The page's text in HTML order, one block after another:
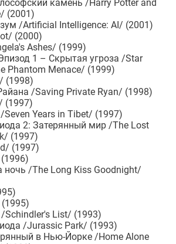
камень /Harry Potter and
(2001)
/Artificial Intelligence: AI/ (2001)
(2000)
Ashes/ (1999)
1 – Скрытая угроза /Star
Phantom Menace/ (1999)
(1998)
/Saving Private Ryan/ (1998)
(1997)
Seven Years in Tibet/ (1997)
2: Затерянный мир /The Lost
(1997)
(1997)
ночь /The Long Kiss Goodnight/
List/ (1993)
/Jurassic Park/ (1993)
в Нью-Йорке /Home Alone